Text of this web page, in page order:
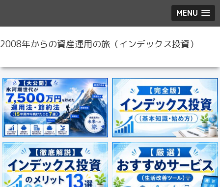
MENU
2008年からの資産運用の旅（インデックス投資）